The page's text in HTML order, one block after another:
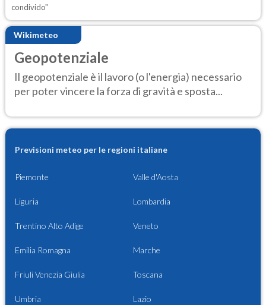
condivido"
Wikimeteo
Geopotenziale
Il geopotenziale è il lavoro (o l'energia) necessario
per poter vincere la forza di gravità e sposta...
Previsioni meteo per le regioni italiane
Piemonte Valle d'Aosta
Liguria Lombardia
Trentino Alto Adige Veneto
Emilia Romagna Marche
Friuli Venezia Giulia Toscana
Umbria Lazio